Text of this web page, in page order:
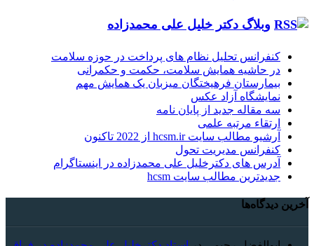
وبلاگ دکتر خلیل علی محمدزاده
کنفرانس تحلیل نظام های پرداخت در حوزه سلامت
در حاشیه همایش سلامت، حکمت و حکمرانی
بیمارستان فرهیختگان میزبان یک همایش مهم
نمایشگاه آزاد عکس
سه مقاله جدید از پایان نامه
ارتقاء مرتبه علمی
آرشیو مطالب سایت hcsm.ir از 2022 تاکنون
کنفرانس مدیریت تحول
آدرس های دکترخلیل علی محمدزاده در اینستاگرام
جدیدترین مطالب سایت hcsm
آخرین دیدگاه‌ها